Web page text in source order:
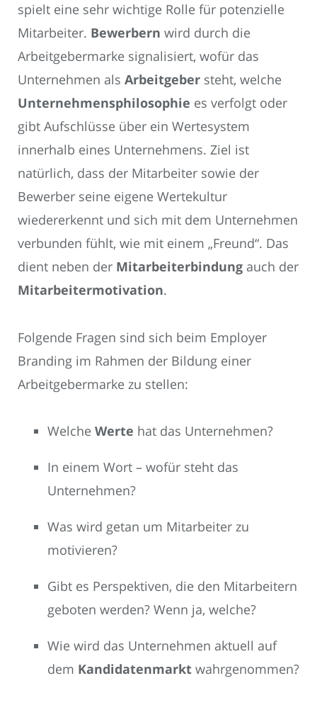
spielt eine sehr wichtige Rolle für potenzielle
Mitarbeiter. Bewerbern wird durch die
Arbeitgebermarke signalisiert, wofür das
Unternehmen als Arbeitgeber steht, welche
Unternehmensphilosophie es verfolgt oder
gibt Aufschlüsse über ein Wertesystem
innerhalb eines Unternehmens. Ziel ist
natürlich, dass der Mitarbeiter sowie der
Bewerber seine eigene Wertekultur
wiedererkennt und sich mit dem Unternehmen
verbunden fühlt, wie mit einem „Freund“. Das
dient neben der Mitarbeiterbindung auch der
Mitarbeitermotivation.
Folgende Fragen sind sich beim Employer
Branding im Rahmen der Bildung einer
Arbeitgebermarke zu stellen:
Welche Werte hat das Unternehmen?
In einem Wort – wofür steht das
Unternehmen?
Was wird getan um Mitarbeiter zu
motivieren?
Gibt es Perspektiven, die den Mitarbeitern
geboten werden? Wenn ja, welche?
Wie wird das Unternehmen aktuell auf
dem Kandidatenmarkt wahrgenommen?